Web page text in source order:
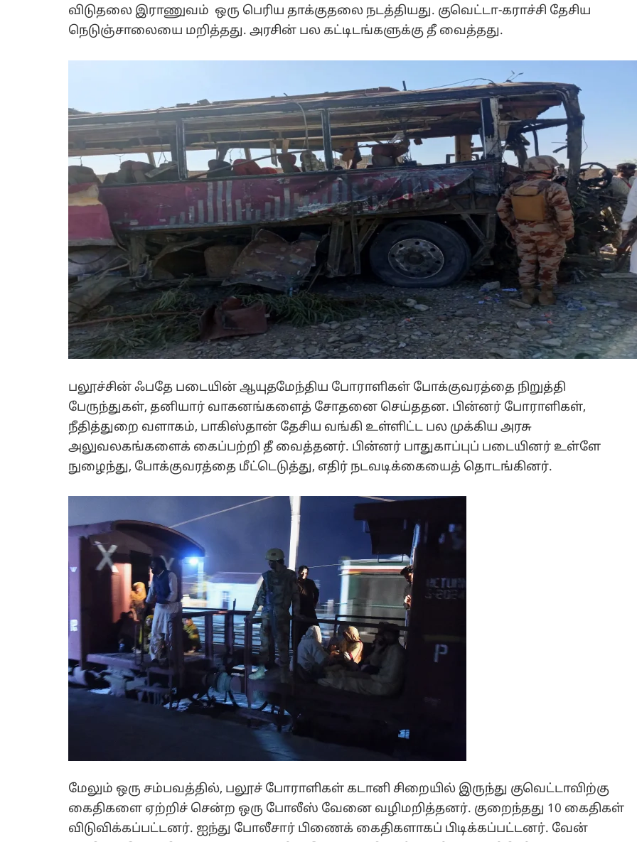
விடுதலை இராணுவம் ஒரு பெரிய தாக்குதலை நடத்தியது. குவெட்டா-கராச்சி தேசிய
நெடுஞ்சாலையை மறித்தது. அரசின் பல கட்டிடங்களுக்கு தீ வைத்தது.
பலூச்சின் ஃபதே படையின் ஆயுதமேந்திய போராளிகள் போக்குவரத்தை நிறுத்தி
பேருந்துகள், தனியார் வாகனங்களைத் சோதனை செய்ததன. பின்னர் போராளிகள்,
நீதித்துறை வளாகம், பாகிஸ்தான் தேசிய வங்கி உள்ளிட்ட பல முக்கிய அரசு
அலுவலகங்களைக் கைப்பற்றி தீ வைத்தனர். பின்னர் பாதுகாப்புப் படையினர் உள்ளே
நுழைந்து, போக்குவரத்தை மீட்டெடுத்து, எதிர் நடவடிக்கையைத் தொடங்கினர்.
மேலும் ஒரு சம்பவத்தில், பலூச் போராளிகள் கடானி சிறையில் இருந்து குவெட்டாவிற்கு
கைதிகளை ஏற்றிச் சென்ற ஒரு போலீஸ் வேனை வழிமறித்தனர். குறைந்தது 10 கைதிகள்
விடுவிக்கப்பட்டனர். ஐந்து போலீசார் பிணைக் கைதிகளாகப் பிடிக்கப்பட்டனர். வேன்